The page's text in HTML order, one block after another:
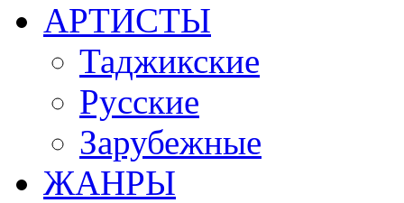
АРТИСТЫ
Таджикские
Русские
Зарубежные
ЖАНРЫ